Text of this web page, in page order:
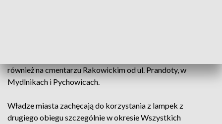
również na cmentarzu Rakowickim od ul. Prandoty, w
Mydlnikach i Pychowicach.
Władze miasta zachęcają do korzystania z lampek z
drugiego obiegu szczególnie w okresie Wszystkich